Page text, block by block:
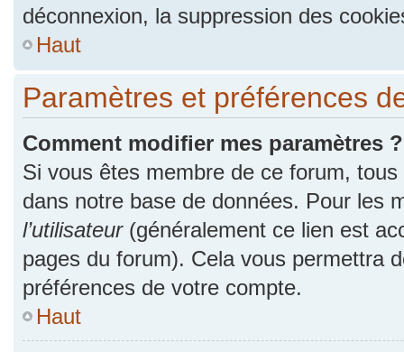
déconnexion, la suppression des
Haut
Paramètres et préférences
Comment modifier mes paramètres ?
Si vous êtes membre de ce forum,
dans notre base de données. Pour les
l’utilisateur(généralement ce lien est
pages du forum). Cela vous permettra
préférences de votre compte.
Haut